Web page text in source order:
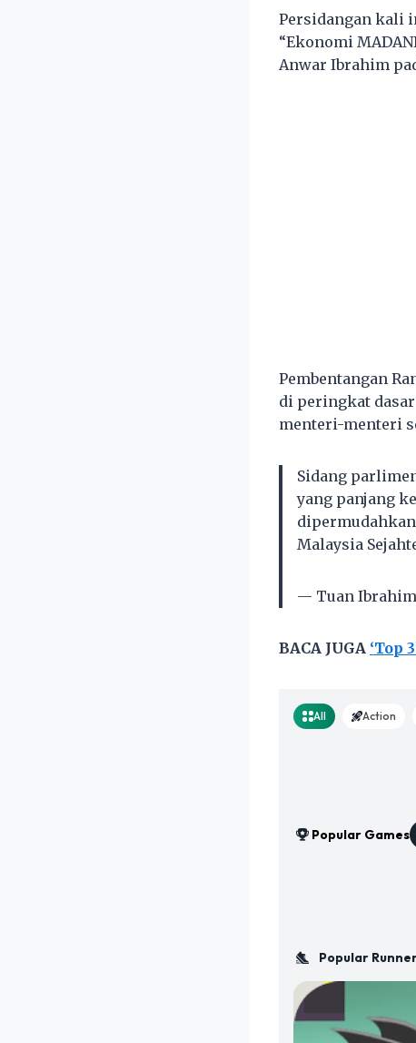
Persidangan kali
“Ekonomi
Anwar Ibrahim
Pembentangan
di peringkat
menteri-menteri
Sidang
yang panjang
Malaysia
— Tuan
BACA JUGA ‘Top